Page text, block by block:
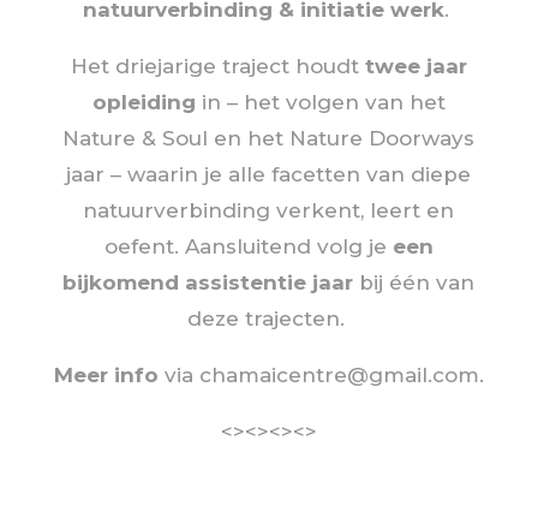
natuurverbinding & initiatie werk.
Het driejarige traject houdt twee jaar
opleiding in – het volgen van het
Nature & Soul en het Nature Doorways
jaar – waarin je alle facetten van diepe
natuurverbinding verkent, leert en
oefent. Aansluitend volg je een
bijkomend assistentie jaar bij één van
deze trajecten.
Meer info via chamaicentre@gmail.com.
<><><><>